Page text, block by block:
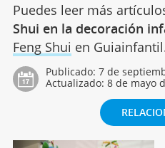
Puedes leer más
Shui en la decoración
Feng Shui en
Publicado: 7 de
Actualizado: 8 de mayo